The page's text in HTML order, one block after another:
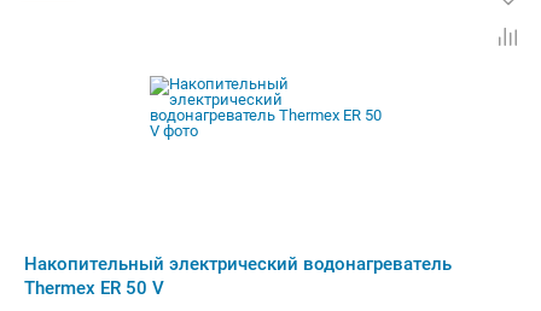
Накопительный электрический водонагреватель
Thermex ER 50 V